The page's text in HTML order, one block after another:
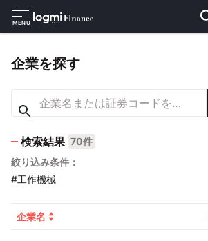
MENU
企業を探す
検索結果 70件
絞り込み条件：
#工作機械
企業名